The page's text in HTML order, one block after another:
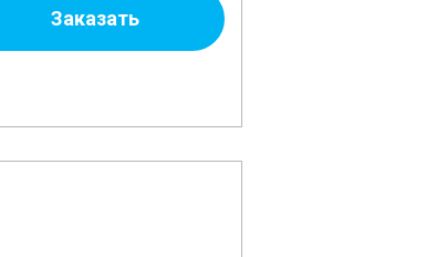
Заказать